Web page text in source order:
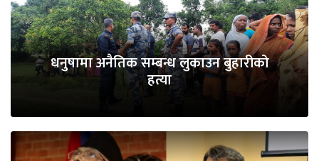
धनुषामा अनैतिक सम्बन्ध लुकाउन बुहारीको
हत्या